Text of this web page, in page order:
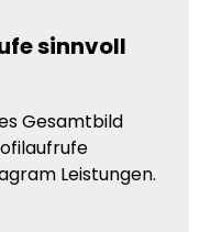
sinnvoll
Gesamtbild
Leistungen.